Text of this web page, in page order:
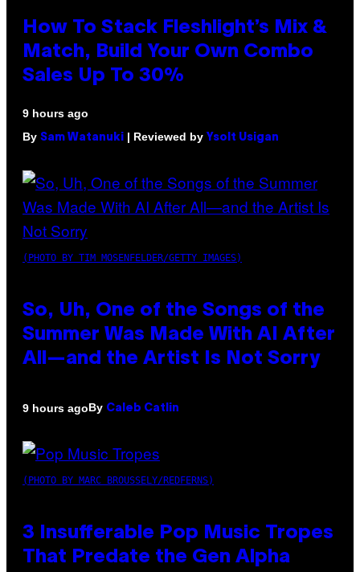
How To Stack Fleshlight’s Mix &
Match, Build Your Own Combo
Sales Up To 30%
9 hours ago
By Sam Watanuki | Reviewed by Ysolt Usigan
(PHOTO BY TIM MOSENFELDER/GETTY IMAGES)
So, Uh, One of the Songs of the
Summer Was Made With AI After
All—and the Artist Is Not Sorry
9 hours agoBy Caleb Catlin
(PHOTO BY MARC BROUSSELY/REDFERNS)
3 Insufferable Pop Music Tropes
That Predate the Gen Alpha